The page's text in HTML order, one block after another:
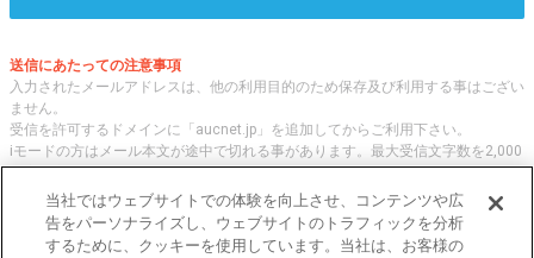
送信にあたっての注意事項
入力されたメールアドレスは、他の利用目的のため保存及び利用する事はござい
ません。
受信を許可するドメインに「aucnet.jp」を追加してからご利用下さい。
iモードの方はメール本文が途中で切れる事があります。最大受信文字数を2,000
文字へ変更してご利用ください
オークネット.jpでは、全国の中古車について、 「評価点と星の数」の情報をも
当社ではウェブサイトでの体験を向上させ、コンテンツや広
告をパーソナライズし、ウェブサイトのトラフィックを分析
するために、クッキーを使用しています。当社は、お客様の